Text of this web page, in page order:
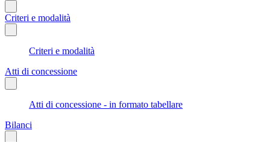
Criteri e modalità
Criteri e modalità
Atti di concessione
Atti di concessione - in formato tabellare
Bilanci